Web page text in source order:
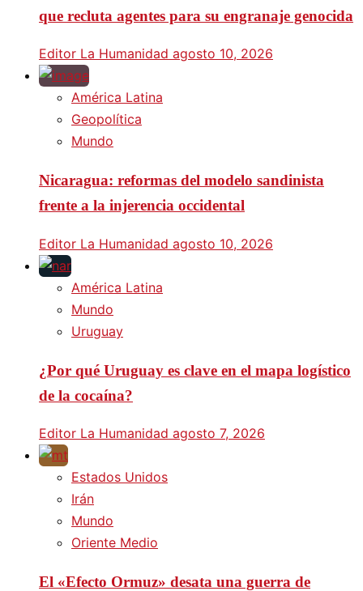
que recluta agentes para su engranaje genocida
Editor La Humanidad agosto 10, 2026
América Latina
Geopolítica
Mundo
Nicaragua: reformas del modelo sandinista
frente a la injerencia occidental
Editor La Humanidad agosto 10, 2026
América Latina
Mundo
Uruguay
¿Por qué Uruguay es clave en el mapa logístico
de la cocaína?
Editor La Humanidad agosto 7, 2026
Estados Unidos
Irán
Mundo
Oriente Medio
El «Efecto Ormuz» desata una guerra de